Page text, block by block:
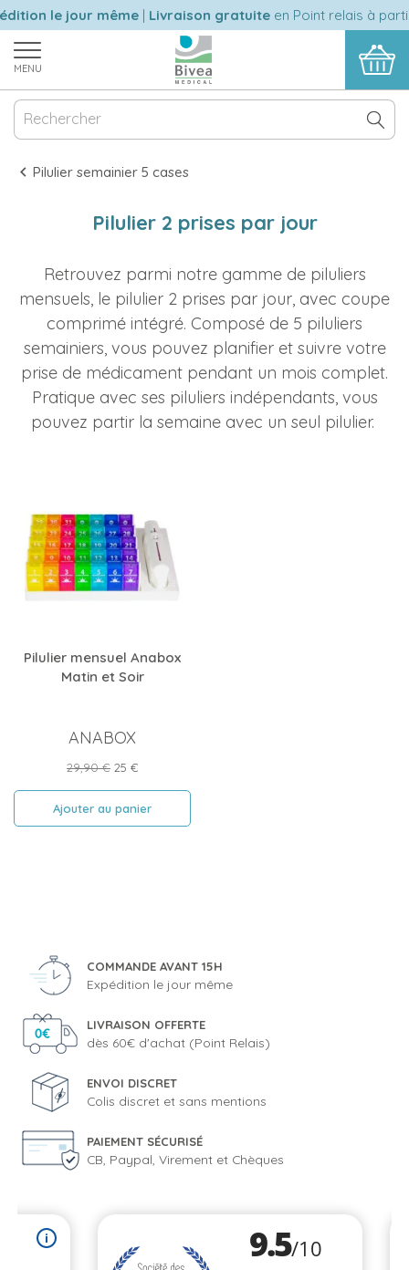
le jour même|Livraison gratuiteen Point relais à
MENU
Pilulier semainier 5 cases
Pilulier 2 prises par jour
Retrouvez parmi notre gamme de piluliers
mensuels, le pilulier 2 prises par jour, avec coupe
comprimé intégré. Composé de 5 piluliers
semainiers, vous pouvez planifier et suivre votre
prise de médicament pendant un mois complet.
Pratique avec ses piluliers indépendants, vous
pouvez partir la semaine avec un seul pilulier.
Pilulier mensuel Anabox
Matin et Soir
ANABOX
Prix
29,90 € Prix
25 €
Ajouter au panier
COMMANDE AVANT 15H
Expédition le jour même
LIVRAISON OFFERTE
dès 60€ d'achat (Point Relais)
ENVOI DISCRET
Colis discret et sans mentions
PAIEMENT SÉCURISÉ
CB, Paypal, Virement et Chèques